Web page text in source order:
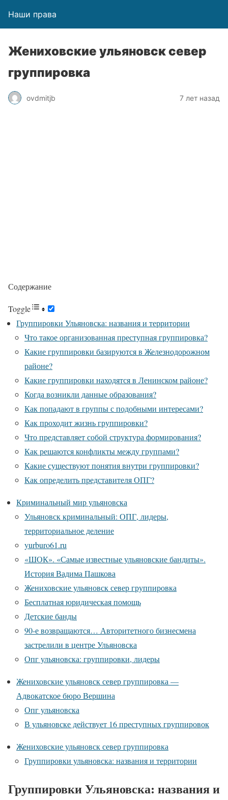
Наши права
Жениховские ульяновск север
группировка
ovdmitjb 7 лет назад
Содержание
Toggle
Группировки Ульяновска: названия и территории
Что такое организованная преступная группировка?
Какие группировки базируются в Железнодорожном
районе?
Какие группировки находятся в Ленинском районе?
Когда возникли данные образования?
Как попадают в группы с подобными интересами?
Как проходит жизнь группировки?
Что представляет собой структура формирования?
Как решаются конфликты между группами?
Какие существуют понятия внутри группировки?
Как определить представителя ОПГ?
Криминальный мир ульяновска
Ульяновск криминальный: ОПГ, лидеры,
территориальное деление
yurburo61.ru
«ШОК». «Самые известные ульяновские бандиты».
История Вадима Пашкова
Жениховские ульяновск север группировка
Бесплатная юридическая помощь
Детские банды
90-е возвращаются… Авторитетного бизнесмена
застрелили в центре Ульяновска
Опг ульяновска: группировки, лидеры
Жениховские ульяновск север группировка —
Адвокатское бюро Вершина
Опг ульяновска
В ульяновске действует 16 преступных группировок
Жениховские ульяновск север группировка
Группировки ульяновска: названия и территории
Группировки Ульяновска: названия и